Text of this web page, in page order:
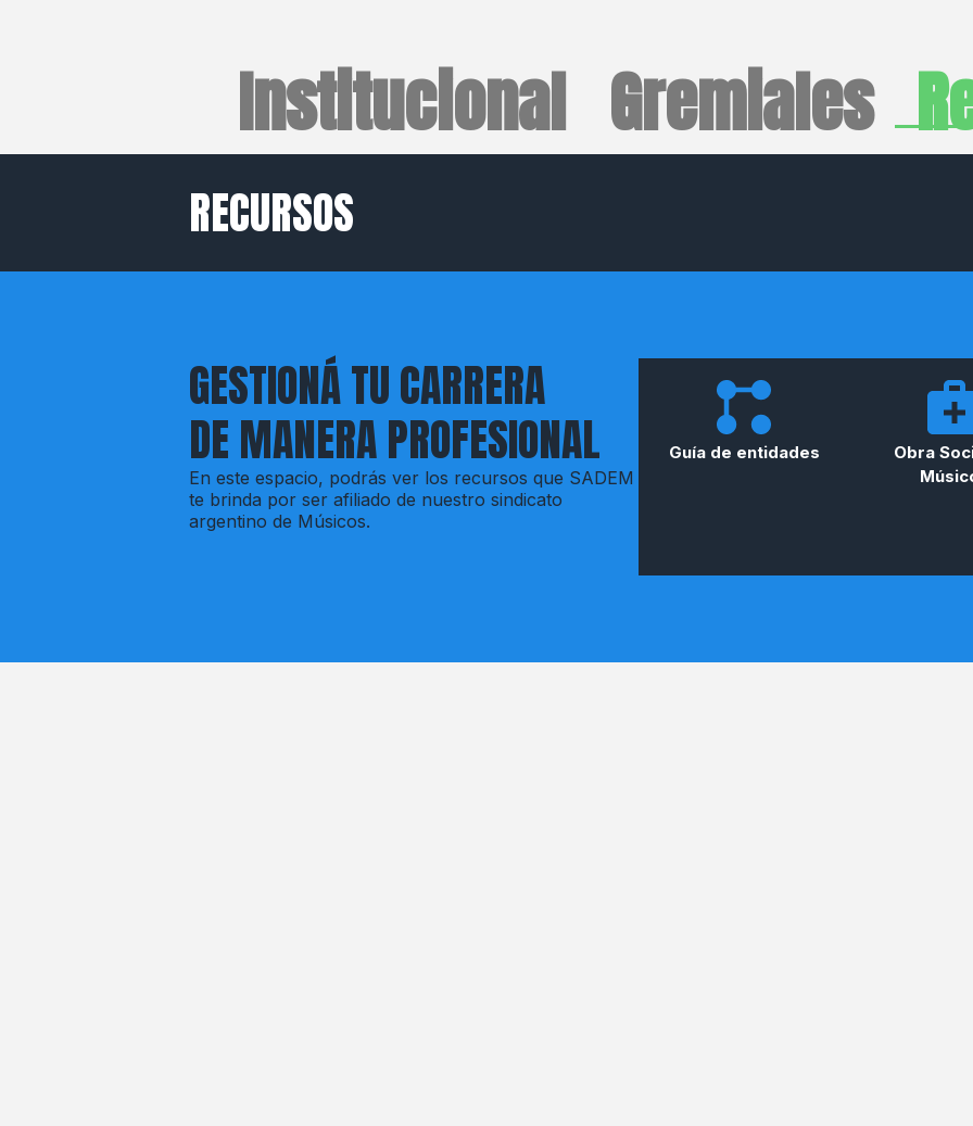
Institucional Gremiales
RECURSOS
GESTIONÁ TU CARRERA
DE MANERA PROFESIONAL
En este espacio, podrás ver los recursos que SADEM
te brinda por ser afiliado de nuestro sindicato
argentino de Músicos.
Guía de entidades
Obra